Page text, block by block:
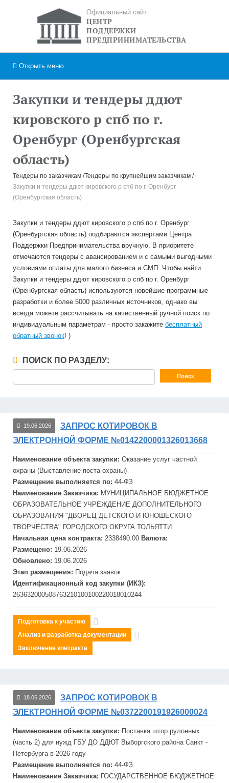
Официальный сайт
ЦЕНТР
ПОДДЕРЖКИ
ПРЕДПРИНИМАТЕЛЬСТВА
Открыть меню
Закупки и тендеры ддют
кировского р спб по г.
Оренбург (Оренбургская
область)
Тендеры по заказчикам Тендеры по крупнейшим заказчикам
Закупки и тендеры ддют кировского р спб по г. Оренбург
(Оренбургская область)
Закупки и тендеры ддют кировского р спб по г. Оренбург
(Оренбургская область) подбираются экспертами Центра
Поддержки Предпринимательства вручную. В приоритете
отмечаются тендеры с авансированием и с самыми выгодными
условиями оплаты для малого бизнеса и СМП. Чтобы найти
Закупки и тендеры ддют кировского р спб по г. Оренбург
(Оренбургская область) используются новейшие программные
разработки и более 5000 различных источников, однако вы
всегда можете рассчитывать на качественный ручной поиск по
индивидуальным параметрам - просто закажите бесплатный
обратный звонок! )
ПОИСК ПО РАЗДЕЛУ:
19.06.2026
ЗАПРОС КОТИРОВОК В
ЭЛЕКТРОННОЙ ФОРМЕ №0142200001326013668
Наименование объекта закупки: Оказание услуг частной
охраны (Выставление поста охраны)
Размещение выполняется по: 44-ФЗ
Наименование Заказчика: МУНИЦИПАЛЬНОЕ БЮДЖЕТНОЕ
ОБРАЗОВАТЕЛЬНОЕ УЧРЕЖДЕНИЕ ДОПОЛНИТЕЛЬНОГО
ОБРАЗОВАНИЯ "ДВОРЕЦ ДЕТСКОГО И ЮНОШЕСКОГО
ТВОРЧЕСТВА" ГОРОДСКОГО ОКРУГА ТОЛЬЯТТИ
Начальная цена контракта: 2338490.00 Валюта:
Размещено: 19.06.2026
Обновлено: 19.06.2026
Этап размещения: Подача заявок
Идентификационный код закупки (ИКЗ):
263632000508763210100100220018010244
Подготовка к участию
Анализ и разработка документации
Заключение контракта
18.06.2026
ЗАПРОС КОТИРОВОК В
ЭЛЕКТРОННОЙ ФОРМЕ №0372200191926000024
Наименование объекта закупки: Поставка штор рулонных
(часть 2) для нужд ГБУ ДО ДДЮТ Выборгского района Санкт -
Петербурга в 2026 году
Размещение выполняется по: 44-ФЗ
Наименование Заказчика: ГОСУДАРСТВЕННОЕ БЮДЖЕТНОЕ